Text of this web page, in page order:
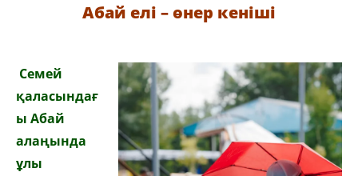
Абай елі – өнер кеніші
Семей
қаласындағ
ы Абай
алаңында
ұлы